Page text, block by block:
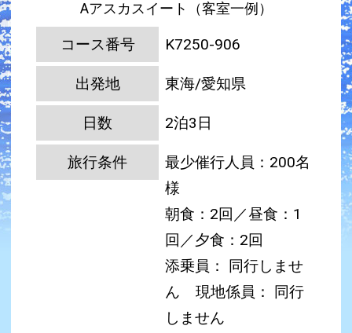
Aアスカスイート（客室一例）
コース番号 K7250-906
出発地 東海/愛知県
日数 2泊3日
旅行条件
最少催行人員：200名
様
朝食：2回／昼食：1
回／夕食：2回
添乗員： 同行しませ
ん
現地係員： 同行
しません